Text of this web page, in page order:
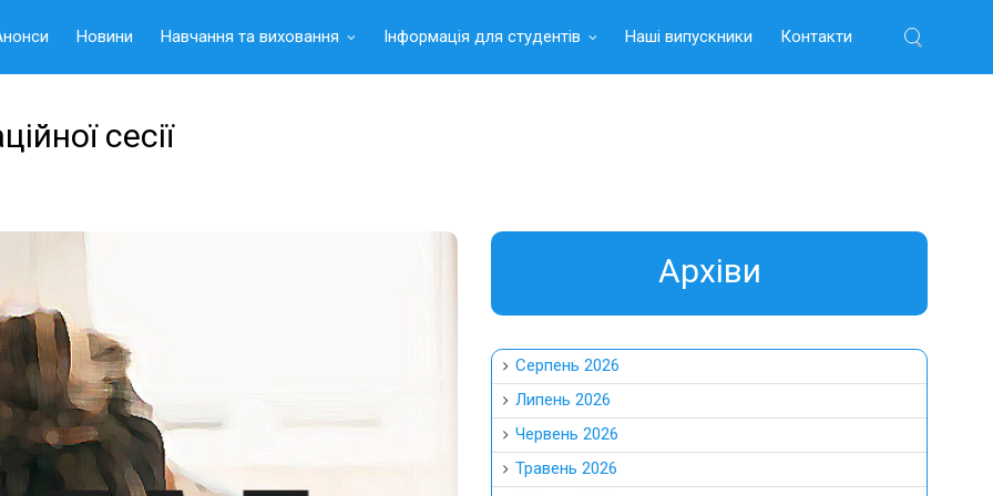
Новини Навчання та виховання Інформація для студентів Наші випускники Контакти
сесії
Aрхіви
Серпень 2026
Липень 2026
Червень 2026
Травень 2026